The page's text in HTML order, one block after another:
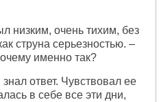
низким, очень тихим, без
струна серьезностью. –
именно так?
ответ. Чувствовал ее
в себе все эти дни,